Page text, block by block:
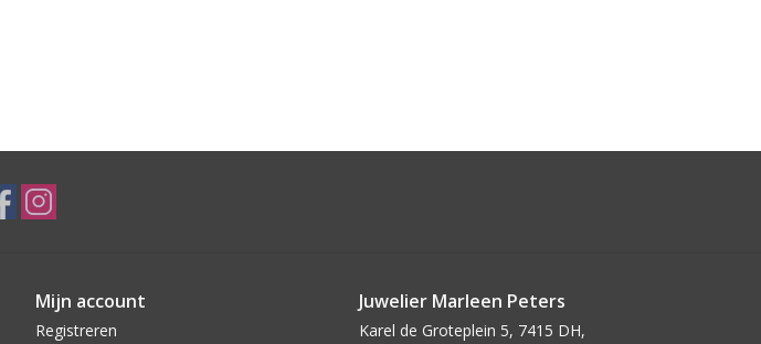
Mijn account
Registreren
Juwelier Marleen Peters
Karel de Groteplein 5, 7415 DH,